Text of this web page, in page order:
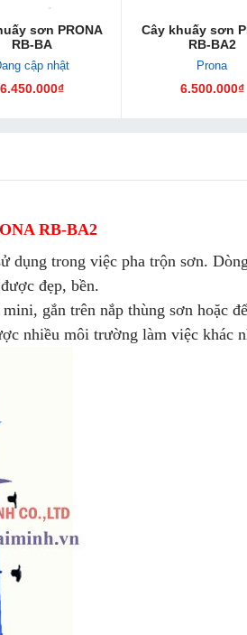
sơn PRONA
RB-BA
cập nhật
6.450.000₫
Cây khuấy sơn
RB-BA2
Prona
6.500.000₫
RB-BA2
trong việc pha trộn sơn.
đẹp, bền.
gắn trên nắp thùng sơn hoặc
nhiều môi trường làm việc khác